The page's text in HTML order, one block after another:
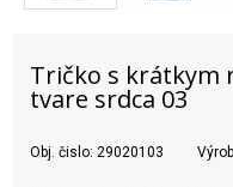
Tričko s krátkym
tvare srdca 03
Obj. čislo: 29020103